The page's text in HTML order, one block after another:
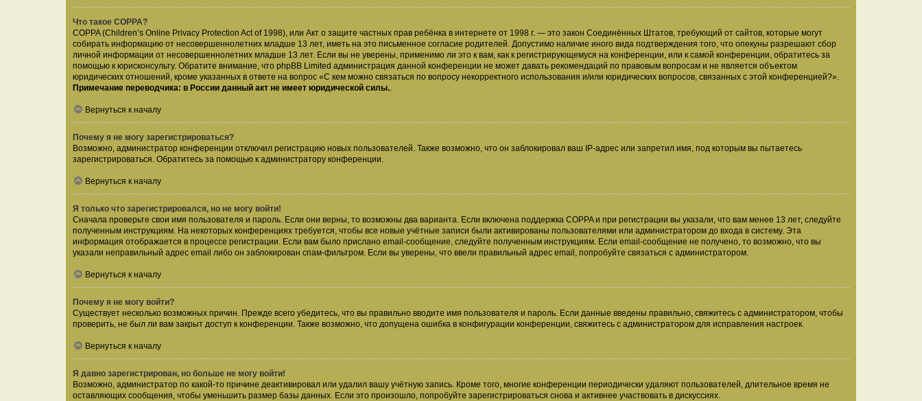
Что такое COPPA?
COPPA (Children’s Online Privacy Protection Act of 1998), или Акт о защите частных прав ребёнка в интернете от 1998 г. — это закон Соединённых Штатов, требующий от сайтов, которые могут
собирать информацию от несовершеннолетних младше 13 лет, иметь на это письменное согласие родителей. Допустимо наличие иного вида подтверждения того, что опекуны разрешают сбор
личной информации от несовершеннолетних младше 13 лет. Если вы не уверены, применимо ли это к вам, как к регистрирующемуся на конференции, или к самой конференции, обратитесь за
помощью к юрисконсульту. Обратите внимание, что phpBB Limited администрация данной конференции не может давать рекомендаций по правовым вопросам и не является объектом
юридических отношений, кроме указанных в ответе на вопрос «С кем можно связаться по вопросу некорректного использования и/или юридических вопросов, связанных с этой конференцией?».
Примечание переводчика: в России данный акт не имеет юридической силы.
Вернуться к началу
Почему я не могу зарегистрироваться?
Возможно, администратор конференции отключил регистрацию новых пользователей. Также возможно, что он заблокировал ваш IP-адрес или запретил имя, под которым вы пытаетесь
зарегистрироваться. Обратитесь за помощью к администратору конференции.
Вернуться к началу
Я только что зарегистрировался, но не могу войти!
Сначала проверьте свои имя пользователя и пароль. Если они верны, то возможны два варианта. Если включена поддержка COPPA и при регистрации вы указали, что вам менее 13 лет, следуйте
полученным инструкциям. На некоторых конференциях требуется, чтобы все новые учётные записи были активированы пользователями или администратором до входа в систему. Эта
информация отображается в процессе регистрации. Если вам было прислано email-сообщение, следуйте полученным инструкциям. Если email-сообщение не получено, то возможно, что вы
указали неправильный адрес email либо он заблокирован спам-фильтром. Если вы уверены, что ввели правильный адрес email, попробуйте связаться с администратором.
Вернуться к началу
Почему я не могу войти?
Существует несколько возможных причин. Прежде всего убедитесь, что вы правильно вводите имя пользователя и пароль. Если данные введены правильно, свяжитесь с администратором, чтобы
проверить, не был ли вам закрыт доступ к конференции. Также возможно, что допущена ошибка в конфигурации конференции, свяжитесь с администратором для исправления настроек.
Вернуться к началу
Я давно зарегистрирован, но больше не могу войти!
Возможно, администратор по какой-то причине деактивировал или удалил вашу учётную запись. Кроме того, многие конференции периодически удаляют пользователей, длительное время не
оставляющих сообщения, чтобы уменьшить размер базы данных. Если это произошло, попробуйте зарегистрироваться снова и активнее участвовать в дискуссиях.